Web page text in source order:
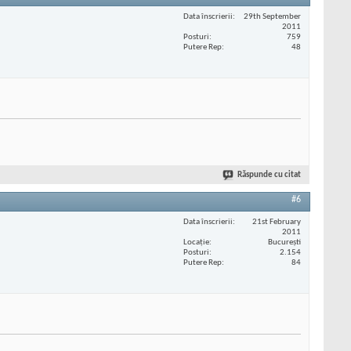
Data înscrierii
29th September
2011
Posturi
759
Putere Rep
48
Răspunde cu citat
#6
Data înscrierii
21st February
2011
Locaţie
București
Posturi
2.154
Putere Rep
84